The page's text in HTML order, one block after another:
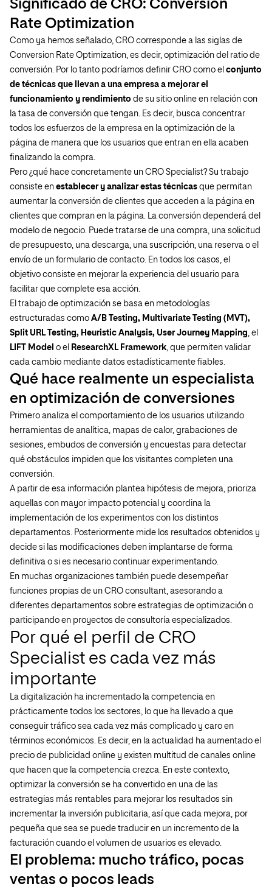
Significado de CRO: Conversion
Rate Optimization
Como ya hemos señalado, CRO corresponde a las siglas de
Conversion Rate Optimization, es decir, optimización del ratio de
conversión. Por lo tanto podríamos definir CRO como el conjunto
de técnicas que llevan a una empresa a mejorar el
funcionamiento y rendimiento de su sitio online en relación con
la tasa de conversión que tengan. Es decir, busca concentrar
todos los esfuerzos de la empresa en la optimización de la
página de manera que los usuarios que entran en ella acaben
finalizando la compra.
Pero ¿qué hace concretamente un CRO Specialist? Su trabajo
consiste en establecer y analizar estas técnicas que permitan
aumentar la conversión de clientes que acceden a la página en
clientes que compran en la página. La conversión dependerá del
modelo de negocio. Puede tratarse de una compra, una solicitud
de presupuesto, una descarga, una suscripción, una reserva o el
envío de un formulario de contacto. En todos los casos, el
objetivo consiste en mejorar la experiencia del usuario para
facilitar que complete esa acción.
El trabajo de optimización se basa en metodologías
estructuradas como A/B Testing, Multivariate Testing (MVT),
Split URL Testing, Heuristic Analysis, User Journey Mapping, el
LIFT Model o el ResearchXL Framework, que permiten validar
cada cambio mediante datos estadísticamente fiables.
Qué hace realmente un especialista
en optimización de conversiones
Primero analiza el comportamiento de los usuarios utilizando
herramientas de analítica, mapas de calor, grabaciones de
sesiones, embudos de conversión y encuestas para detectar
qué obstáculos impiden que los visitantes completen una
conversión.
A partir de esa información plantea hipótesis de mejora, prioriza
aquellas con mayor impacto potencial y coordina la
implementación de los experimentos con los distintos
departamentos. Posteriormente mide los resultados obtenidos y
decide si las modificaciones deben implantarse de forma
definitiva o si es necesario continuar experimentando.
En muchas organizaciones también puede desempeñar
funciones propias de un CRO consultant, asesorando a
diferentes departamentos sobre estrategias de optimización o
participando en proyectos de consultoría especializados.
Por qué el perfil de CRO
Specialist es cada vez más
importante
La digitalización ha incrementado la competencia en
prácticamente todos los sectores, lo que ha llevado a que
conseguir tráfico sea cada vez más complicado y caro en
términos económicos. Es decir, en la actualidad ha aumentado el
precio de publicidad online y existen multitud de canales online
que hacen que la competencia crezca. En este contexto,
optimizar la conversión se ha convertido en una de las
estrategias más rentables para mejorar los resultados sin
incrementar la inversión publicitaria, así que cada mejora, por
pequeña que sea se puede traducir en un incremento de la
facturación cuando el volumen de usuarios es elevado.
El problema: mucho tráfico, pocas
ventas o pocos leads